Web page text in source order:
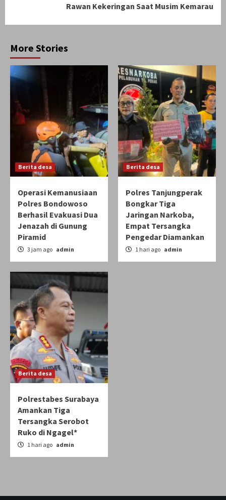
Rawan Kekeringan Saat Musim Kemarau
More Stories
Berita desa
Operasi Kemanusiaan
Polres Bondowoso
Berhasil Evakuasi Dua
Jenazah di Gunung
Piramid
3 jam ago admin
Berita desa
Polres Tanjungperak
Bongkar Tiga
Jaringan Narkoba,
Empat Tersangka
Pengedar Diamankan
1 hari ago admin
Berita desa
Polrestabes Surabaya
Amankan Tiga
Tersangka Serobot
Ruko di Ngagel*
1 hari ago admin